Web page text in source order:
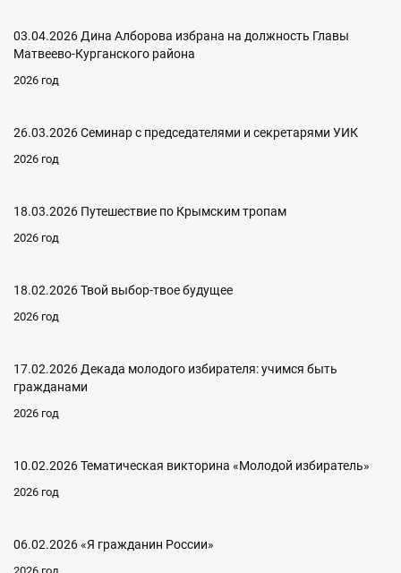
03.04.2026 Дина Алборова избрана на должность Главы
Матвеево-Курганского района
2026 год
26.03.2026 Семинар с председателями и секретарями УИК
2026 год
18.03.2026 Путешествие по Крымским тропам
2026 год
18.02.2026 Твой выбор-твое будущее
2026 год
17.02.2026 Декада молодого избирателя: учимся быть
гражданами
2026 год
10.02.2026 Тематическая викторина «Молодой избиратель»
2026 год
06.02.2026 «Я гражданин России»